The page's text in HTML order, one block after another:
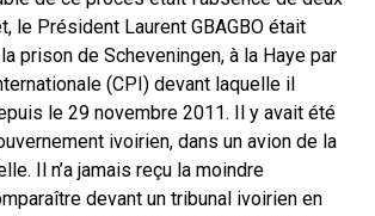
le Président Laurent GBAGBO était
prison de Scheveningen, à la Haye par
(CPI) devant laquelle il
le 29 novembre 2011. Il y avait été
ivoirien, dans un avion de la
Il n’a jamais reçu la moindre
devant un tribunal ivoirien en